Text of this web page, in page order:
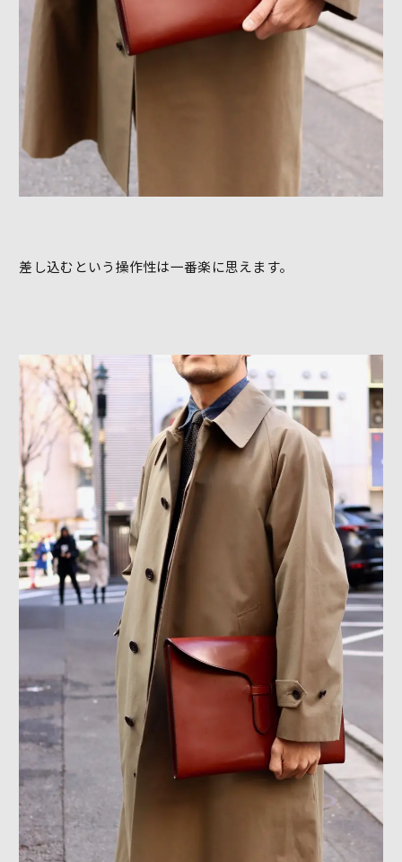
差し込むという操作性は一番楽に思えます。